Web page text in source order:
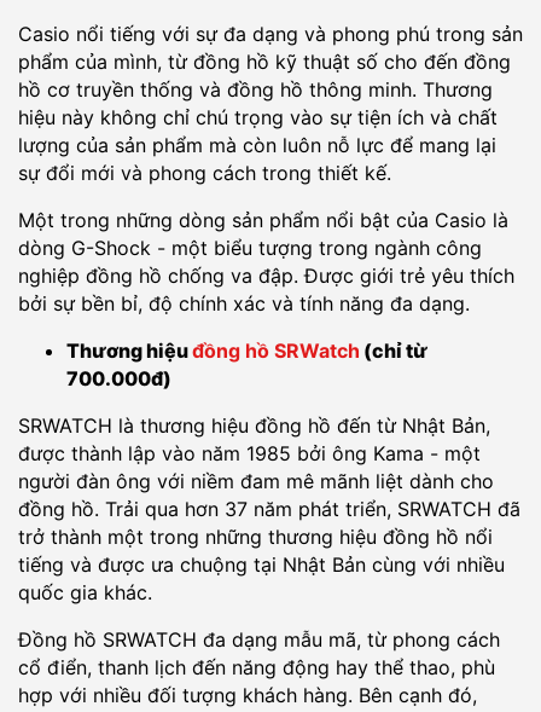
Casio nổi tiếng với sự đa dạng và phong phú trong sản
phẩm của mình, từ đồng hồ kỹ thuật số cho đến đồng
hồ cơ truyền thống và đồng hồ thông minh. Thương
hiệu này không chỉ chú trọng vào sự tiện ích và chất
lượng của sản phẩm mà còn luôn nỗ lực để mang lại
sự đổi mới và phong cách trong thiết kế.
Một trong những dòng sản phẩm nổi bật của Casio là
dòng G-Shock - một biểu tượng trong ngành công
nghiệp đồng hồ chống va đập. Được giới trẻ yêu thích
bởi sự bền bỉ, độ chính xác và tính năng đa dạng.
Thương hiệuđồng hồ SRWatch (chỉ từ
700.000đ)
SRWATCH là thương hiệu đồng hồ đến từ Nhật Bản,
được thành lập vào năm 1985 bởi ông Kama - một
người đàn ông với niềm đam mê mãnh liệt dành cho
đồng hồ. Trải qua hơn 37 năm phát triển, SRWATCH đã
trở thành một trong những thương hiệu đồng hồ nổi
tiếng và được ưa chuộng tại Nhật Bản cùng với nhiều
quốc gia khác.
Đồng hồ SRWATCH đa dạng mẫu mã, từ phong cách
cổ điển, thanh lịch đến năng động hay thể thao, phù
hợp với nhiều đối tượng khách hàng. Bên cạnh đó,